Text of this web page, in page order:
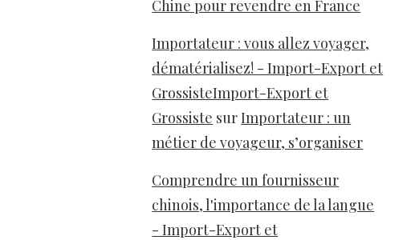
Chine pour revendre en France
Importateur : vous allez voyager,
dématérialisez! - Import-Export et
GrossisteImport-Export et
Grossiste surImportateur : un
métier de voyageur, s’organiser
Comprendre un fournisseur
chinois, l'importance de la langue
- Import-Export et